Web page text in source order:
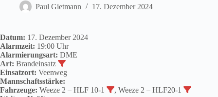
Paul Gietmann 17. Dezember 2024
Datum: 17. Dezember 2024
Alarmzeit: 19:00 Uhr
Alarmierungsart: DME
Art: Brandeinsatz
Einsatzort: Veenweg
Mannschaftsstärke:
Fahrzeuge: Weeze 2 – HLF 10-1
, Weeze 2 – HLF20-1